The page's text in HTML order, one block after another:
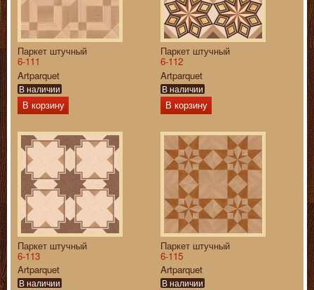
Паркет штучный
6-111
Artparquet
В наличии
В корзину
Паркет штучный
6-112
Artparquet
В наличии
В корзину
Паркет штучный
6-113
Artparquet
В наличии
Паркет штучный
6-115
Artparquet
В наличии